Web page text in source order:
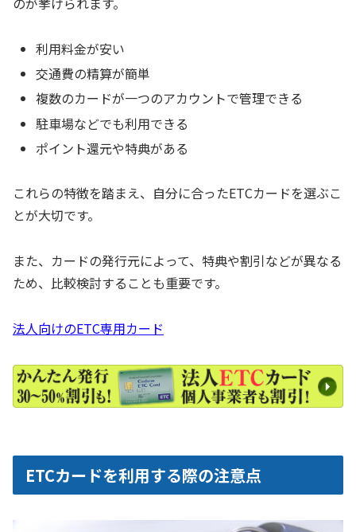
利用料金が安い
交通費の精算が簡単
複数のカードが一つのアカウントで管理できる
駐車場などでも利用できる
ポイント還元や特典がある
これらの特徴を踏まえ、自分に合ったETCカードを選ぶこ
とが大切です。
また、カードの発行元によって、特典や割引などが異なる
ため、比較検討することも重要です。
法人向けのETC専用カード
ETCカードを利用する際の注意点